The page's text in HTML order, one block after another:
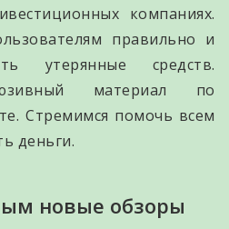
компаниях.
правильно и
утерянные средств.
материал по
Стремимся помочь всем
деньги.
новые обзоры